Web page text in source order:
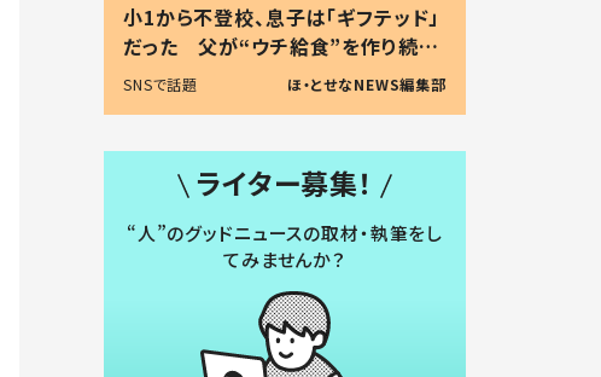
小1から不登校、息子は「ギフテッド」
だった 父が“ウチ給食”を作り続け
る理由とは #令和の親 #令和の子
SNSで話題 ほ・とせなNEWS編集部
ライター募集！
“人”のグッドニュースの取材・執筆をし
てみませんか？